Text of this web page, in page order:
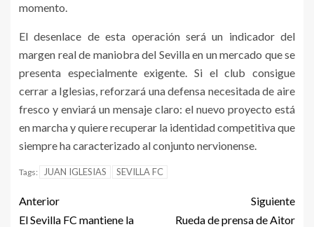
momento.
El desenlace de esta operación será un indicador del
margen real de maniobra del Sevilla en un mercado que se
presenta especialmente exigente. Si el club consigue
cerrar a Iglesias, reforzará una defensa necesitada de aire
fresco y enviará un mensaje claro: el nuevo proyecto está
en marcha y quiere recuperar la identidad competitiva que
siempre ha caracterizado al conjunto nervionense.
Tags: JUAN IGLESIAS SEVILLA FC
Anterior
El Sevilla FC mantiene la
Siguiente
Rueda de prensa de Aitor